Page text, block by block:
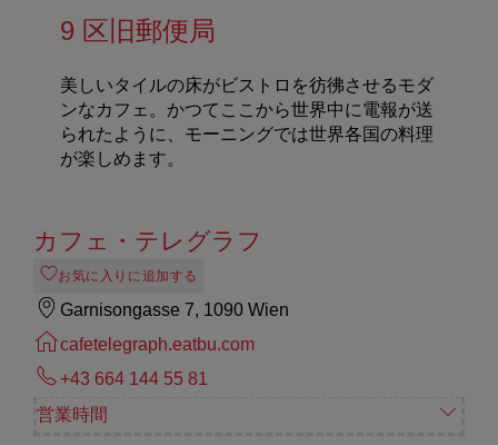
9 区旧郵便局
美しいタイルの床がビストロを彷彿させるモダ
ンなカフェ。かつてここから世界中に電報が送
られたように、モーニングでは世界各国の料理
が楽しめます。
カフェ・テレグラフ
お気に入りに追加する
Garnisongasse 7, 1090 Wien
cafetelegraph.eatbu.com
+43 664 144 55 81
営業時間